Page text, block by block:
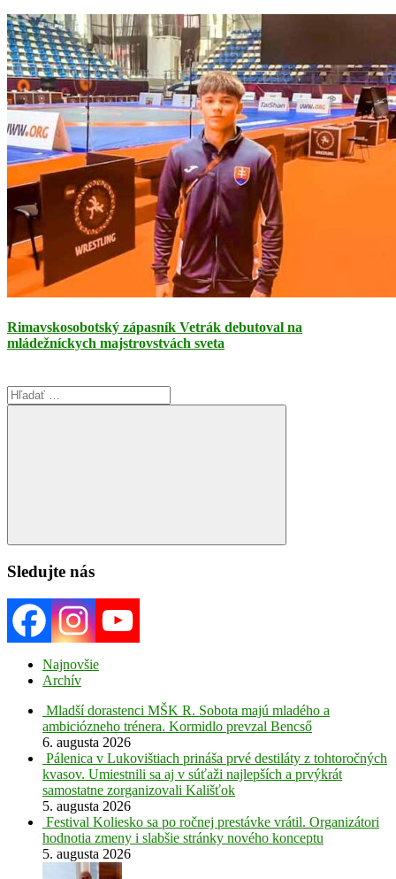
Rimavskosobotský zápasník Vetrák debutoval na
mládežníckych majstrovstvách sveta
Search
for:
Search
Sledujte nás
Najnovšie
Archív
Mladší dorastenci MŠK R. Sobota majú mladého a
ambiciózneho trénera. Kormidlo prevzal Bencső
6. augusta 2026
Pálenica v Lukovištiach prináša prvé destiláty z tohtoročných
kvasov. Umiestnili sa aj v súťaži najlepších a prvýkrát
samostatne zorganizovali Kališťok
5. augusta 2026
Festival Koliesko sa po ročnej prestávke vrátil. Organizátori
hodnotia zmeny i slabšie stránky nového konceptu
5. augusta 2026